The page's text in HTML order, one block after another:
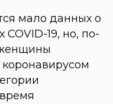
мало данных о
19, но, по-